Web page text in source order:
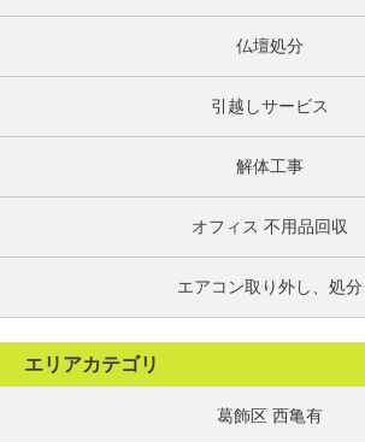
仏壇処分
引越しサービス
解体工事
オフィス 不用品回収
エアコン取り外し、処分
エリアカテゴリ
葛飾区 西亀有